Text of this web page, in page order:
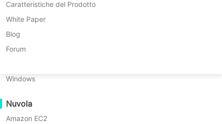
Verifica del Recupero del Sistema Operativo
Sicurezza dei Dati
Backup nel Cloud
Arcfra
FusionOne Compute
NexaVM
Server fisico
Windows
Nuvola
Amazon EC2
Caratteristiche del Prodotto
White Paper
Blog
Forum
garantendo l'integrità dei dati al